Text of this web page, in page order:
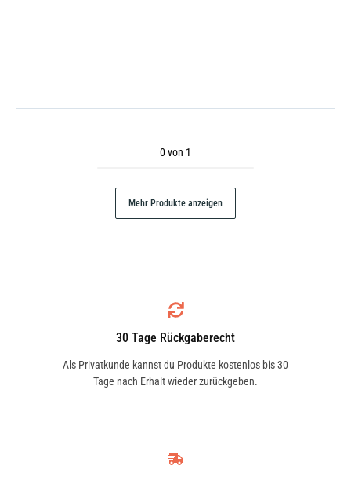
0 von 1
Mehr Produkte anzeigen
30 Tage Rückgaberecht
Als Privatkunde kannst du Produkte kostenlos bis 30
Tage nach Erhalt wieder zurückgeben.